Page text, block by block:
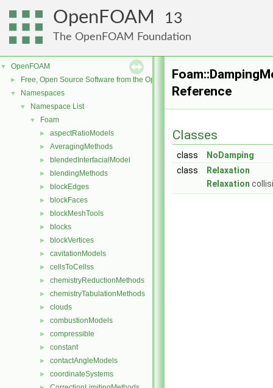
OpenFOAM 13
The OpenFOAM Foundation
▼ OpenFOAM
► Free, Open Source Software from the OpenFOAM Foundation
▼ Namespaces
▼ Namespace List
▼ Foam
► aspectRatioModels
► AveragingMethods
► blendedInterfacialModel
► blendingMethods
► blockEdges
► blockFaces
► blockMeshTools
► blocks
► blockVertices
► cavitationModels
► cellsToCellss
► chemistryReductionMethods
► chemistryTabulationMethods
► clouds
► combustionModels
► compressible
► constant
► contactAngleModels
► coordinateSystems
Reference
Classes
class
NoDamping
class
Relaxation
Relaxation